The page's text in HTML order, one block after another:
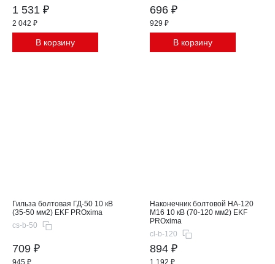
1 531 ₽
2 042 ₽
В корзину
696 ₽
929 ₽
В корзину
Гильза болтовая ГД-50 10 кВ
(35-50 мм2) EKF PROxima
cs-b-50
709 ₽
945 ₽
Наконечник болтовой НА-120
М16 10 кВ (70-120 мм2) EKF
PROxima
cl-b-120
894 ₽
1 192 ₽